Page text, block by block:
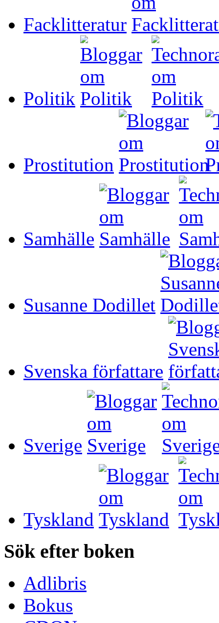
Facklitteratur
Politik
Prostitution
Samhälle
Susanne Dodillet
Svenska författare
Sverige
Tyskland
Sök efter boken
Adlibris
Bokus